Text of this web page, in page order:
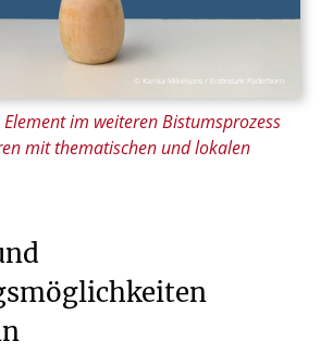
© Karola Mikelsons / Erzbistum Paderborn
Element im weiteren Bistumsprozess
mit thematischen und lokalen